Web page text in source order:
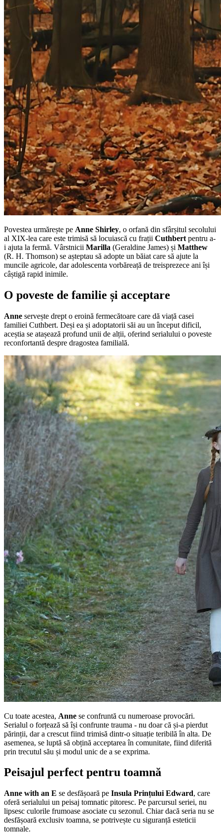
Povestea urmărește pe Anne Shirley, o orfană din sfârșitul secolului
al XIX-lea care este trimisă să locuiască cu frații Cuthbert pentru a-
i ajuta la fermă. Vârstnicii Marilla (Geraldine James) și Matthew
(R. H. Thomson) se așteptau să adopte un băiat care să ajute la
muncile agricole, dar adolescenta vorbăreață de treisprezece ani își
câștigă rapid inimile.
O poveste de familie și acceptare
Anne servește drept o eroină fermecătoare care dă viață casei
familiei Cuthbert. Deși ea și adoptatorii săi au un început dificil,
aceștia se atașează profund unii de alții, oferind serialului o poveste
reconfortantă despre dragostea familială.
Cu toate acestea, Anne se confruntă cu numeroase provocări.
Serialul o forțează să își confrunte trauma - nu doar că și-a pierdut
părinții, dar a crescut fiind trimisă dintr-o situație teribilă în alta. De
asemenea, se luptă să obțină acceptarea în comunitate, fiind diferită
prin trecutul său și modul unic de a se exprima.
Peisajul perfect pentru toamnă
Anne with an E se desfășoară pe Insula Prințului Edward, care
oferă serialului un peisaj tomnatic pitoresc. Pe parcursul seriei, nu
lipsesc culorile frumoase asociate cu sezonul. Chiar dacă seria nu se
desfășoară exclusiv toamna, se potrivește cu siguranță esteticii
tomnale.